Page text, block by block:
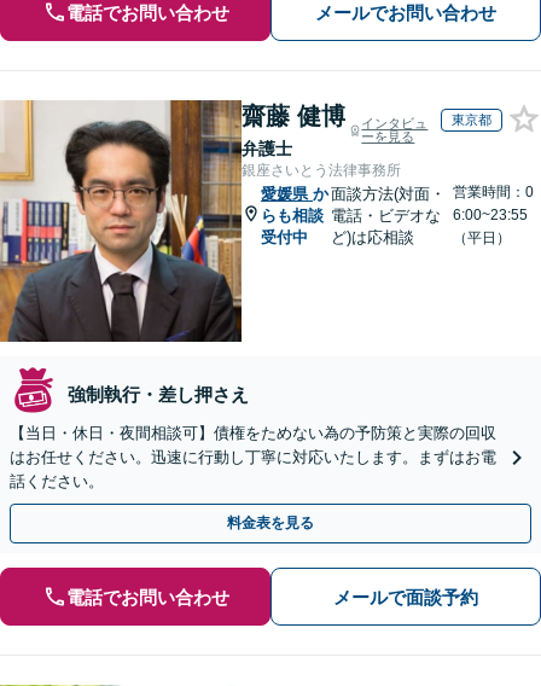
電話でお問い合わせ メールでお問い合わせ
齋藤 健博
弁護士
インタビュ
ーを見る
東京都
銀座さいとう法律事務所
愛媛県 か
らも相談
受付中
面談方法(対面・
電話・ビデオな
ど)は応相談
営業時間：0
6:00~23:55
（平日）
強制執行・差し押さえ
【当日・休日・夜間相談可】債権をためない為の予防策と実際の回収
はお任せください。迅速に行動し丁寧に対応いたします。まずはお電
話ください。
料金表を見る
電話でお問い合わせ メールで面談予約